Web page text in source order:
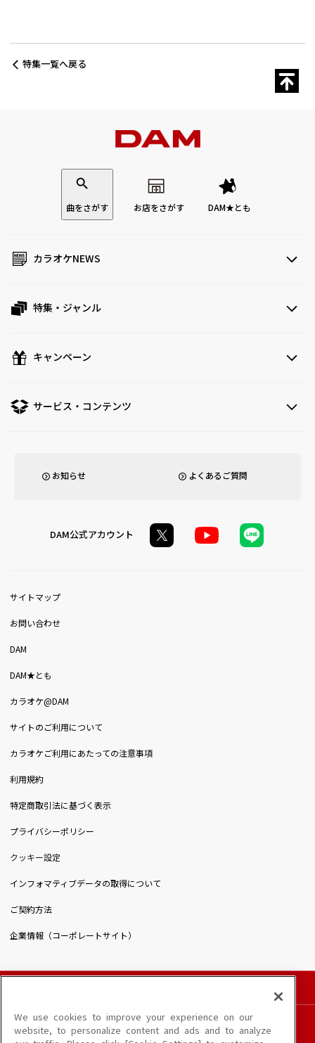
特集一覧へ戻る
曲をさがす お店をさがす DAM★とも
カラオケNEWS
特集・ジャンル
キャンペーン
サービス・コンテンツ
お知らせ よくあるご質問
DAM公式アカウント
サイトマップ
お問い合わせ
DAM
DAM★とも
カラオケ@DAM
サイトのご利用について
カラオケご利用にあたっての注意事項
利用規約
特定商取引法に基づく表示
プライバシーポリシー
クッキー設定
インフォマティブデータの取得について
ご契約方法
企業情報（コーポレートサイト）
このサイトに掲載されている一切の文章・画像・写真・動画・音声等を、手段や形態を
問わず、著作権法の定める範囲を超えて無断で複製、転載、ファイル化などすることを
禁じます。
We use cookies to improve your experience on our
website, to personalize content and ads and to analyze